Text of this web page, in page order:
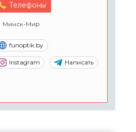
Телефоны
Минск-Мир
funoptik.by
Instagram Написать